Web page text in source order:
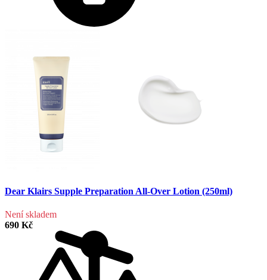
Dear Klairs Supple Preparation All-Over Lotion (250ml)
Není skladem
690 Kč